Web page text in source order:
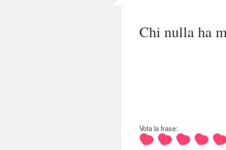
Chi nulla ha
Vota la frase: